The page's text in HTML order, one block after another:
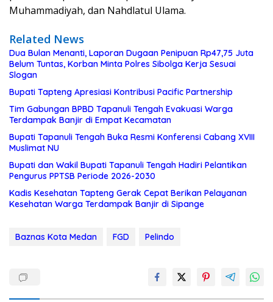
Muhammadiyah, dan Nahdlatul Ulama.
Related News
Dua Bulan Menanti, Laporan Dugaan Penipuan Rp47,75 Juta
Belum Tuntas, Korban Minta Polres Sibolga Kerja Sesuai
Slogan
Bupati Tapteng Apresiasi Kontribusi Pacific Partnership
Tim Gabungan BPBD Tapanuli Tengah Evakuasi Warga
Terdampak Banjir di Empat Kecamatan
Bupati Tapanuli Tengah Buka Resmi Konferensi Cabang XVIII
Muslimat NU
Bupati dan Wakil Bupati Tapanuli Tengah Hadiri Pelantikan
Pengurus PPTSB Periode 2026-2030
Kadis Kesehatan Tapteng Gerak Cepat Berikan Pelayanan
Kesehatan Warga Terdampak Banjir di Sipange
Baznas Kota Medan FGD Pelindo